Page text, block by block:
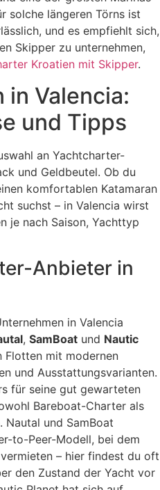
solche längeren Törns ist
und es empfiehlt sich,
Skipper zu unternehmen,
Kroatien mit Skipper.
in Valencia:
und Tipps
an Yachtcharter-
und Geldbeutel. Ob du
komfortablen Katamaran
suchst – in Valencia wirst
je nach Saison, Yachttyp
Anbieter in
in Valencia
, SamBoat und Nautic
Flotten mit modernen
und Ausstattungsvarianten.
für seine gut gewarteten
Bareboat-Charter als
Nautal und SamBoat
to-Peer-Modell, bei dem
– hier findest du oft
den Zustand der Yacht vor